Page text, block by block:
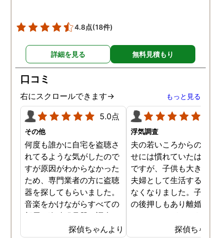
4.8点(18件)
詳細を見る 無料見積もり
口コミ
右にスクロールできます→ もっと見る
5.0点
その他
何度も誰かに自宅を盗聴さ
れてるような気がしたので
すが原因がわからなかった
ため、専門業者の方に盗聴
器を探してもらいました。
音楽をかけながらすべての
部屋を盗聴発見器で調査し
ていただいたのですが、何
探偵ちゃんより
浮気調査
夫の若いころからの浮気
せには慣れていたはずな
ですが、子供も大きくな
夫婦として生活する自身
なくなりました。子供た
の後押しもあり離婚を決
有利な条件でと思い、浮
探偵ちゃん